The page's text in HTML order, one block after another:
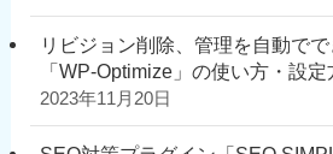
リビジョン削除、管理を自動で
「WP-Optimize」の使い方・設定
2023年11月20日